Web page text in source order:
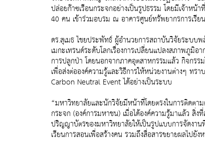
ปล่อยก๊าซเรือนกระจกอย่างเป็นรูปธรรม โดยมีเจ้าห
40 คน เข้าร่วมอบรม ณ อาคารศูนย์ทรัพยากรการเรี
ดร.สุเมธ ไชยประพัทธ์ ผู้อำนวยการสถาบันวิจัยระบบ
เมกะเทรนด์ระดับโลกเรื่องการเปลี่ยนแปลงสภาพภูมิ
การปลูกป่า โดยนอกจากภาคอุตสาหกรรมแล้ว กิจกรร
เพื่อส่งต่อองค์ความรู้และวิธีการให้หน่วยงานต่างๆ ท
Carbon Neutral Event ได้อย่างเป็นระบบ
“มหาวิทยาลัยและนักวิจัยมีหน้าที่โดยตรงในการติดตา
กระจก (องค์การมหาชน) เมื่อได้องค์ความรู้มาแล้ว สิ่
ปริญญาบัตรของมหาวิทยาลัยให้เป็นรูปแบบการจัดงาน
เรียนการสอนเพื่อสร้างคน รวมถึงสื่อสารขยายผลไป